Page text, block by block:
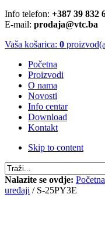
Info telefon: +387 39 832
E-mail: prodaja@vtc.ba
Vaša košarica: 0
Početna
Proizvodi
O nama
Novosti
Info centar
Download
Kontakt
Skip to content
Nalazite se ovdje: Početna
uređaji / S-25PY3E